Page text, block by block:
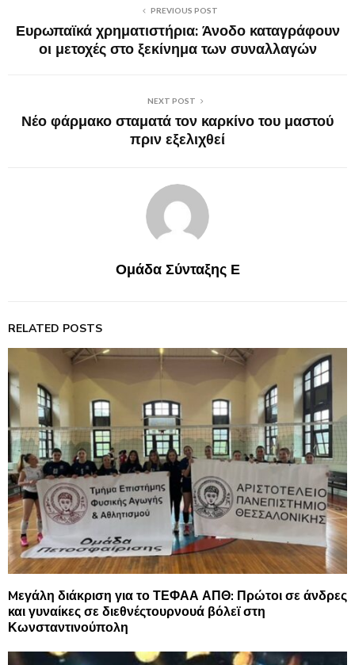
PREVIOUS POST
Ευρωπαϊκά χρηματιστήρια: Άνοδο καταγράφουν
οι μετοχές στο ξεκίνημα των συναλλαγών
NEXT POST
Νέο φάρμακο σταματά τον καρκίνο του μαστού
πριν εξελιχθεί
Ομάδα Σύνταξης Ε
RELATED POSTS
Mεγάλη διάκριση για το ΤΕΦΑΑ ΑΠΘ: Πρώτοι σε άνδρες
και γυναίκες σε διεθνέςτουρνουά βόλεϊ στη
Κωνσταντινούπολη